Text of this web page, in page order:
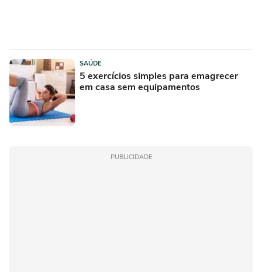
SAÚDE
5 exercícios simples para emagrecer
em casa sem equipamentos
PUBLICIDADE